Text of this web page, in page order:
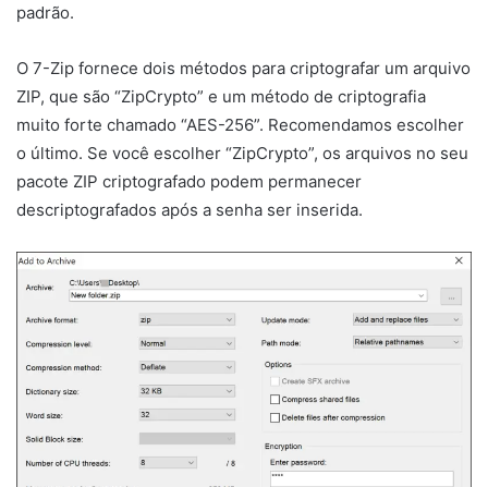
padrão.
O 7-Zip fornece dois métodos para criptografar um arquivo
ZIP, que são “ZipCrypto” e um método de criptografia
muito forte chamado “AES-256”. Recomendamos escolher
o último. Se você escolher “ZipCrypto”, os arquivos no seu
pacote ZIP criptografado podem permanecer
descriptografados após a senha ser inserida.